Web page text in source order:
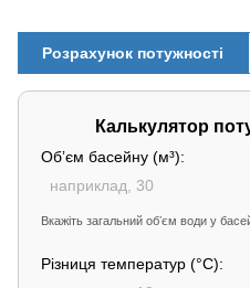
Розрахунок потужності
Калькулятор
Обʼєм басейну (м³):
Вкажіть загальний обʼєм води у
Різниця температур (°C):